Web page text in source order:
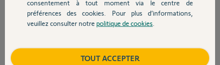
Contact
Pour qu'un équipement Somfy Protect puisse se connecter à votre
réseau WiFi, il est impératif de :
- Avoir une clé de cryptage en WPA2 AES
- Avoir une clé de cryptage de 26 caractères maximum
consentement à tout moment via le centre de
préférences des cookies. Pour plus d’informations,
veuillez consulter notre politique de cookies
TOUT ACCEPTER